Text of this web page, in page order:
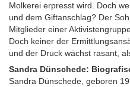
Molkerei erpresst wird. Doch
und dem Giftanschlag? Der
Mitglieder einer
Doch keiner der
und der Druck wächst rasant,
Sandra Dünschede:
Sandra Dünschede, geboren